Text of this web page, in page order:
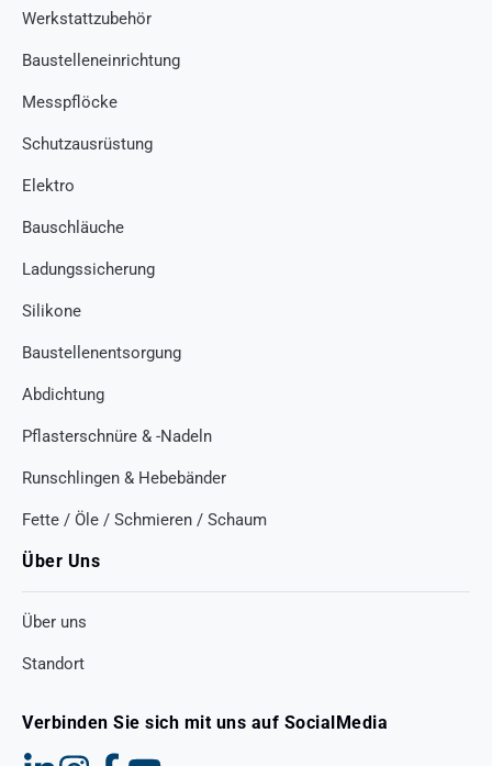
Werkstattzubehör
Baustelleneinrichtung
Messpflöcke
Schutzausrüstung
Elektro
Bauschläuche
Ladungssicherung
Silikone
Baustellenentsorgung
Abdichtung
Pflasterschnüre & -Nadeln
Runschlingen & Hebebänder
Fette / Öle / Schmieren / Schaum
Über Uns
Über uns
Standort
Verbinden Sie sich mit uns auf SocialMedia